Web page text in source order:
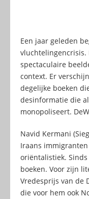
Een jaar geleden
vluchtelingencrisis.
spectaculaire
context. Er
degelijke boeken
desinformatie die
monopoliseert.
Navid Kermani
Iraans
oriëntalistiek.
boeken. Voor zijn
Vredesprijs van de
die voor hem ook